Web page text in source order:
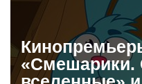
«Смешарики.